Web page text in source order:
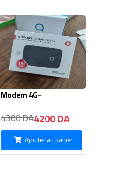
Modem 4G-
4300 DA4200 DA
Ajouter au panier